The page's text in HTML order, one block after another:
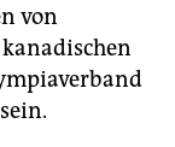
von